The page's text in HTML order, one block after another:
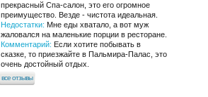
прекрасный Спа-салон, это его огромное
преимущество. Везде - чистота идеальная.
Недостатки: Мне еды хватало, а вот муж
жаловался на маленькие порции в ресторане.
Комментарий: Если хотите побывать в
сказке, то приезжайте в Пальмира-Палас, это
очень достойный отдых.
все отзывы